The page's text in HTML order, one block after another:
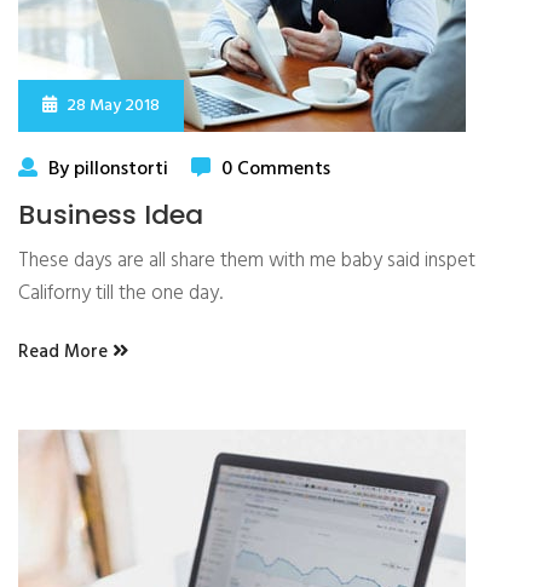
28 May 2018
By pillonstorti 0 Comments
Business Idea
These days are all share them with me baby said inspet
Californy till the one day.
Read More